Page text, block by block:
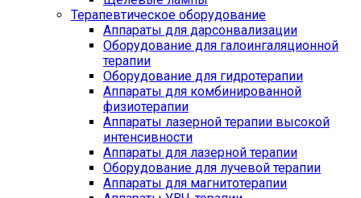
Терапевтическое оборудование
Аппараты для дарсонвализации
Оборудование для галоингаляционной
терапии
Оборудование для гидротерапии
Аппараты для комбинированной
физиотерапии
Аппараты лазерной терапии высокой
интенсивности
Аппараты для лазерной терапии
Оборудование для лучевой терапии
Аппараты для магнитотерапии